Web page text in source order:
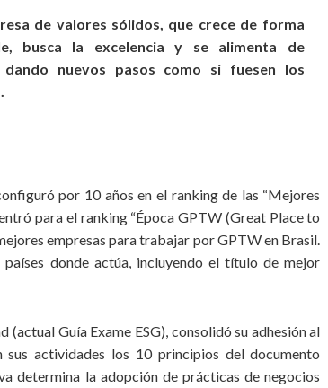
de valores sólidos, que crece de forma
busca la excelencia y se alimenta de
dando nuevos pasos como si fuesen los
por 10 años en el ranking de las “Mejores
para el ranking “Época GPTW (Great Place to
empresas para trabajar por GPTW en Brasil.
donde actúa, incluyendo el título de mejor
Guía Exame ESG), consolidó su adhesión al
actividades los 10 principios del documento
determina la adopción de prácticas de negocios